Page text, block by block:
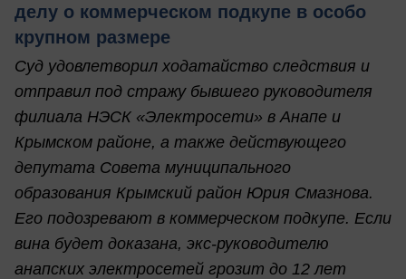
делу о коммерческом подкупе в особо
крупном размере
Суд удовлетворил ходатайство следствия и
отправил под стражу бывшего руководителя
филиала НЭСК «Электросети» в Анапе и
Крымском районе, а также действующего
депутата Совета муниципального
образования Крымский район Юрия Смазнова.
Его подозревают в коммерческом подкупе. Если
вина будет доказана, экс-руководителю
анапских электросетей грозит до 12 лет